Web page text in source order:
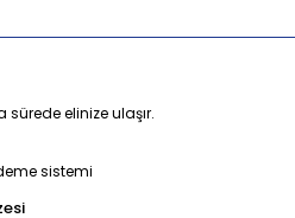
sürede elinize ulaşır.
sistemi